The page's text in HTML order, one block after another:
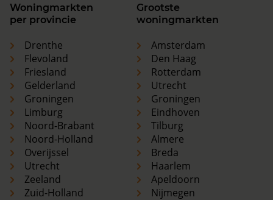
Woningmarkten
per provincie
Drenthe
Flevoland
Friesland
Gelderland
Groningen
Limburg
Noord-Brabant
Noord-Holland
Overijssel
Utrecht
Zeeland
Zuid-Holland
Grootste
woningmarkten
Amsterdam
Den Haag
Rotterdam
Utrecht
Groningen
Eindhoven
Tilburg
Almere
Breda
Haarlem
Apeldoorn
Nijmegen